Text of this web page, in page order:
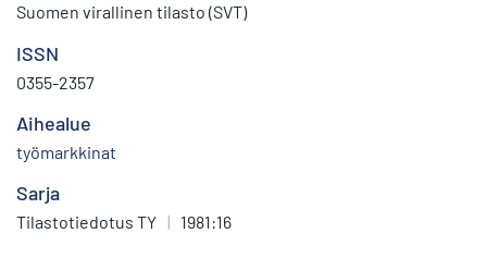
Suomen virallinen tilasto (SVT)
ISSN
0355-2357
Aihealue
työmarkkinat
Sarja
Tilastotiedotus TY | 1981:16